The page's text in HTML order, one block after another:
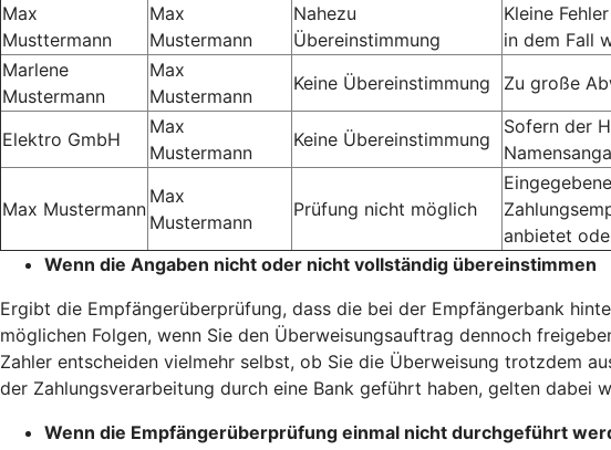
Max
Musttermann
Max
Mustermann
Nahezu
Übereinstimmung
Kleine
in dem Fall
Marlene
Mustermann
Max
Mustermann
Keine Übereinstimmung Zu große
Elektro GmbH
Max
Mustermann
Keine Übereinstimmung
Sofern der
Max Mustermann
Max
Mustermann
Prüfung nicht möglich
anbietet
Wenn die Angaben nicht oder nicht vollständig übereinstimmen
Ergibt die Empfängerüberprüfung, dass die bei der Empfängerbank
möglichen Folgen, wenn Sie den Überweisungsauftrag dennoch
Zahler entscheiden vielmehr selbst, ob Sie die Überweisung trotzdem
der Zahlungsverarbeitung durch eine Bank geführt haben, gelten dabei
Wenn die Empfängerüberprüfung einmal nicht durchgeführt